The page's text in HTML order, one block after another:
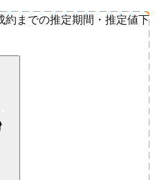
までの推定期間・推定値下